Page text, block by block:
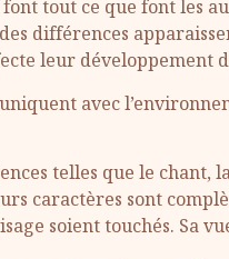
tout ce que font les
différences
leur développement
avec
telles que le chant,
caractères sont
soient touchés. Sa